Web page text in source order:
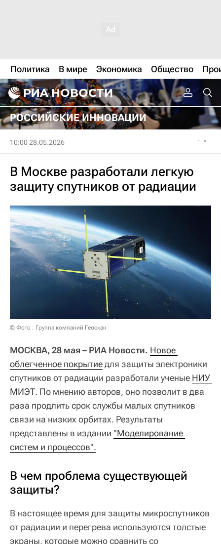
Политика В мире Экономика Общество
РОССИЙСКИЕ ИННОВАЦИИ
10:00 28.05.2026
В Москве разработали легкую
защиту спутников от радиации
© Фото : Группа компаний Геоскан
МОСКВА, 28 мая – РИА Новости. Новое
облегченное покрытиедля защиты электроники
спутников от радиации разработали ученые НИУ
МИЭТ. По мнению авторов, оно позволит в два
раза продлить срок службы малых спутников
связи на низких орбитах. Результаты
представлены в издании "Моделирование
систем и процессов".
В чем проблема существующей
защиты?
В настоящее время для защиты микроспутников
от радиации и перегрева используются толстые
экраны, которые можно сравнить со